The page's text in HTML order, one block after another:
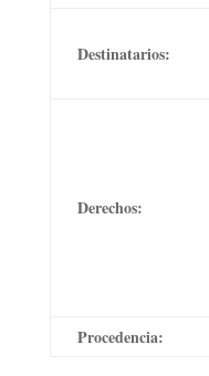
Destinatarios:
Derechos:
Procedencia: